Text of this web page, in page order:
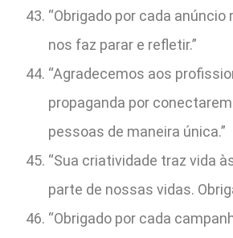
“Obrigado por cada anúncio
nos faz parar e refletir.”
“Agradecemos aos
propaganda por
pessoas de maneira única.”
“Sua criatividade traz vida
parte de nossas vidas.
“Obrigado por cada